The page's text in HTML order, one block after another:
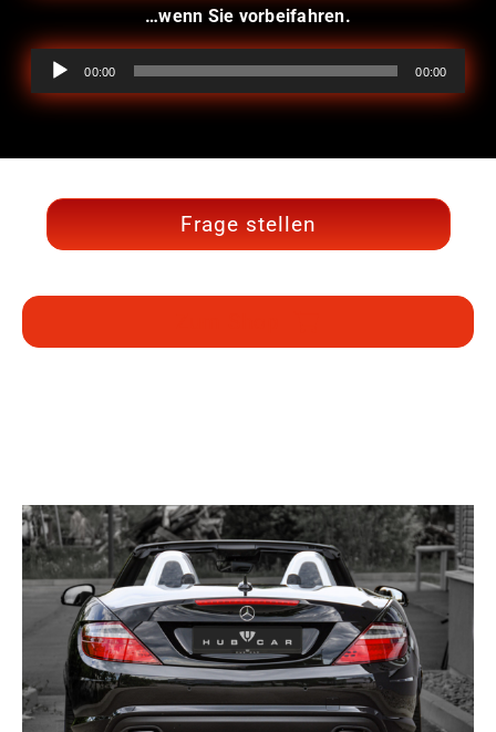
…wenn Sie vorbeifahren.
Audio-
Player
00:00 00:00
Frage stellen